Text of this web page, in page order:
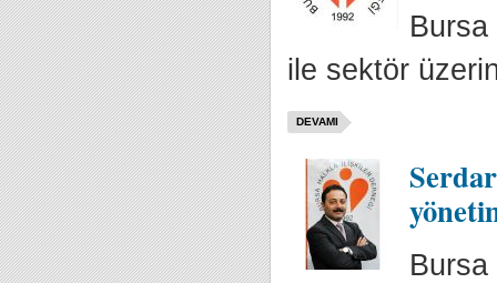
Bursa
ile sektör
DEVAMI
Bursa